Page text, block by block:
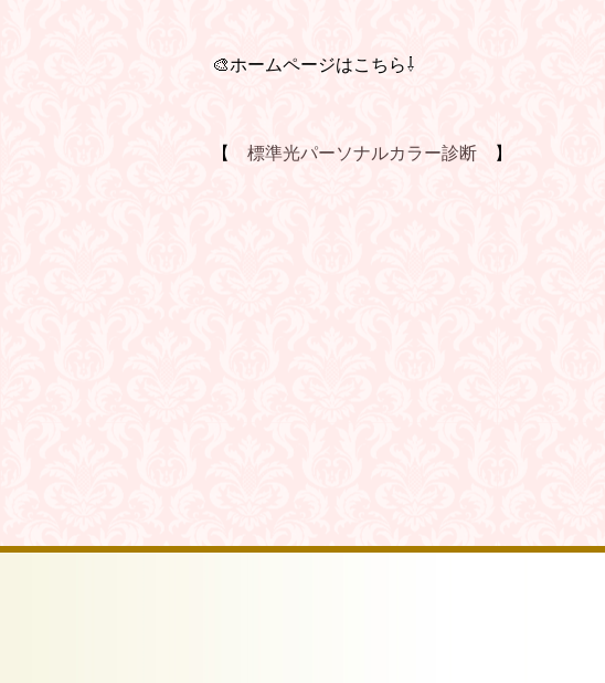
🎨ホームページはこちら⇩
【 標準光パーソナルカラー診断 】